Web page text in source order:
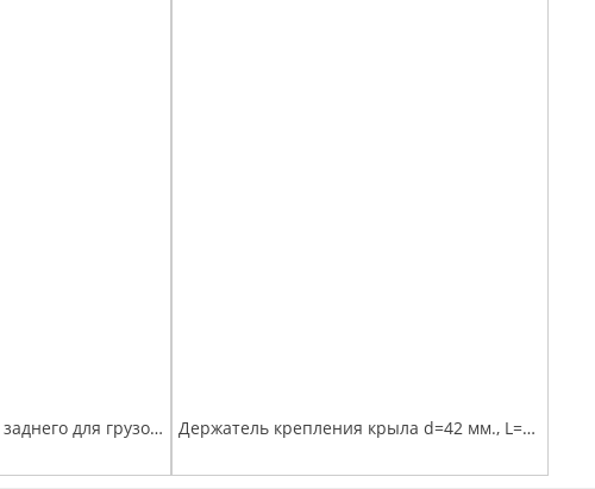
Кронштейн брызговика заднего для грузовых автомобилей (под трубу D 34 мм) 3мм Держатель крепления крыла d=42 мм., L=620мм.